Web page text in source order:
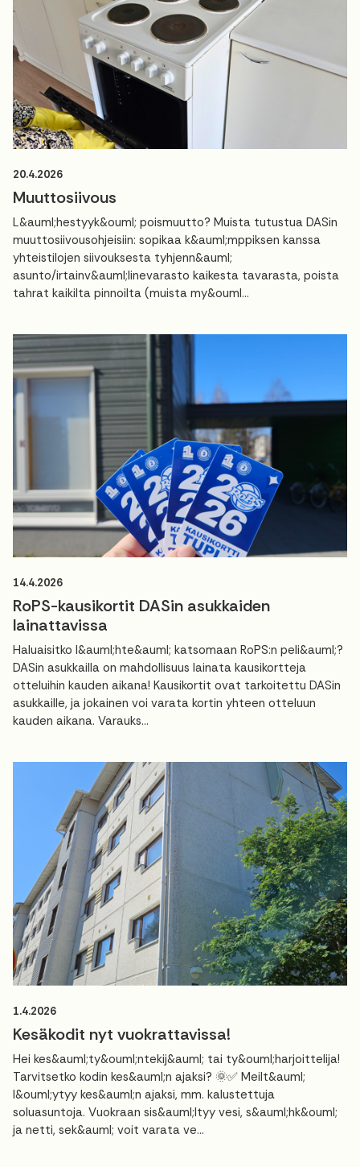
20.4.2026
Muuttosiivous
L&auml;hestyyk&ouml; poismuutto? Muista tutustua DASin
muuttosiivousohjeisiin: sopikaa k&auml;mppiksen kanssa
yhteistilojen siivouksesta tyhjenn&auml;
asunto/irtainv&auml;linevarasto kaikesta tavarasta, poista
tahrat kaikilta pinnoilta (muista my&ouml...
14.4.2026
RoPS-kausikortit DASin asukkaiden
lainattavissa
Haluaisitko l&auml;hte&auml; katsomaan RoPS:n peli&auml;?
DASin asukkailla on mahdollisuus lainata kausikortteja
otteluihin kauden aikana! Kausikortit ovat tarkoitettu DASin
asukkaille, ja jokainen voi varata kortin yhteen otteluun
kauden aikana. Varauks...
1.4.2026
Kesäkodit nyt vuokrattavissa!
Hei kes&auml;ty&ouml;ntekij&auml; tai ty&ouml;harjoittelija!
Tarvitsetko kodin kes&auml;n ajaksi? 🌞✅ Meilt&auml;
l&ouml;ytyy kes&auml;n ajaksi, mm. kalustettuja
soluasuntoja. Vuokraan sis&auml;ltyy vesi, s&auml;hk&ouml;
ja netti, sek&auml; voit varata ve...